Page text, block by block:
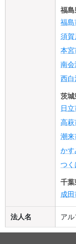
福
福
須
本
南
西
茨
日
高
潮
か
つ
千
成
法人名 ア